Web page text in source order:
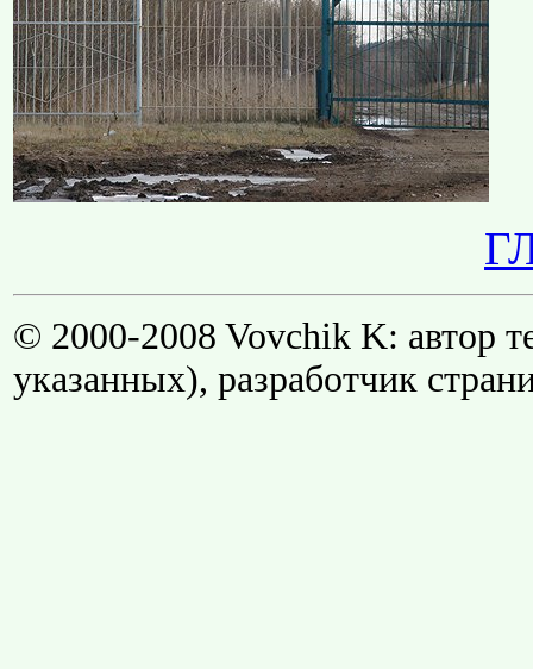
© 2000-2008 Vovchik K: автор
указанных), разработчик